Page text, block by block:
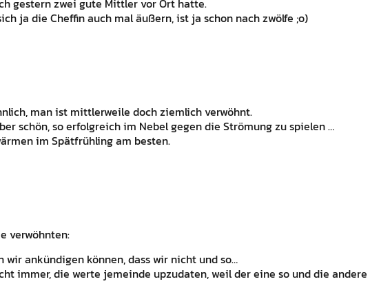
gestern zwei gute Mittler vor Ort hatte.
ja die Cheffin auch mal äußern, ist ja schon nach zwölfe ;o)
man ist mittlerweile doch ziemlich verwöhnt.
schön, so erfolgreich im Nebel gegen die Strömung zu spielen …
im Spätfrühling am besten.
verwöhnten:
wir ankündigen können, dass wir nicht und so…
immer, die werte jemeinde upzudaten, weil der eine so und die andere